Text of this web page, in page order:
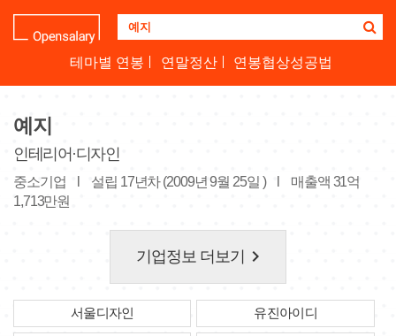
업
명
세
요
테마별 연봉 연말정산 연봉협상성공법
예지
인테리어·디자인
중소기업 설립 17년차 (2009년 9월 25일 )
매출액 31억
1,713만원
기업정보 더보기 keyboard_arrow_right
서울디자인 유진아이디